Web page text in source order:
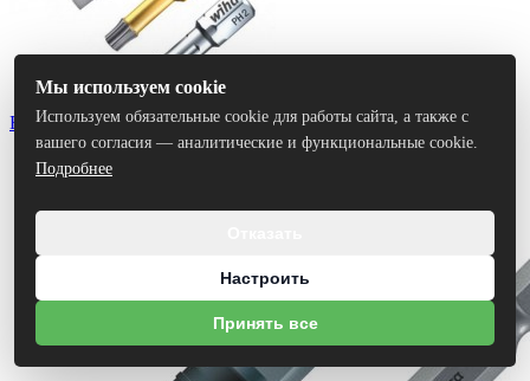
Биты
Мы используем cookie
Используем обязательные cookie для работы сайта, а также с
вашего согласия — аналитические и функциональные cookie.
Подробнее
Настроить
Принять все